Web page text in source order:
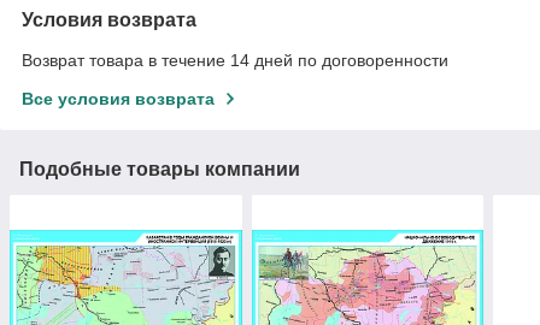
Условия возврата
Возврат товара в течение 14 дней по договоренности
Все условия возврата
Подобные товары компании